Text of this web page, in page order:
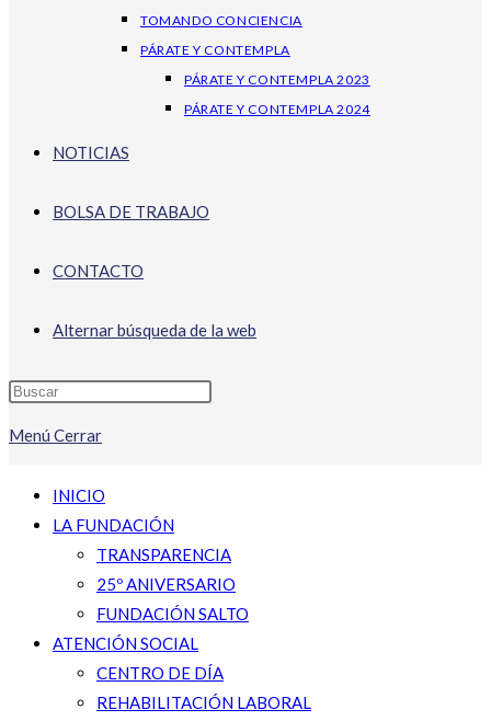
TOMANDO CONCIENCIA
PÁRATE Y CONTEMPLA
PÁRATE Y CONTEMPLA 2023
PÁRATE Y CONTEMPLA 2024
NOTICIAS
BOLSA DE TRABAJO
CONTACTO
Alternar búsqueda de la web
Menú Cerrar
INICIO
LA FUNDACIÓN
TRANSPARENCIA
25º ANIVERSARIO
FUNDACIÓN SALTO
ATENCIÓN SOCIAL
CENTRO DE DÍA
REHABILITACIÓN LABORAL